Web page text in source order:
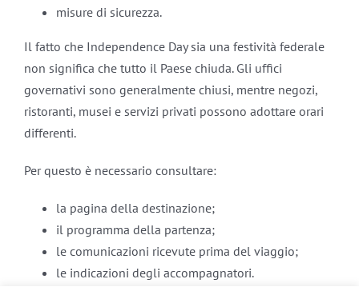
misure di sicurezza.
Il fatto che Independence Day sia una festività federale
non significa che tutto il Paese chiuda. Gli uffici
governativi sono generalmente chiusi, mentre negozi,
ristoranti, musei e servizi privati possono adottare orari
differenti.
Per questo è necessario consultare:
la pagina della destinazione;
il programma della partenza;
le comunicazioni ricevute prima del viaggio;
le indicazioni degli accompagnatori.